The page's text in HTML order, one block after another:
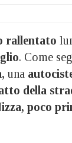
rallentato
. Come
una
della
poco